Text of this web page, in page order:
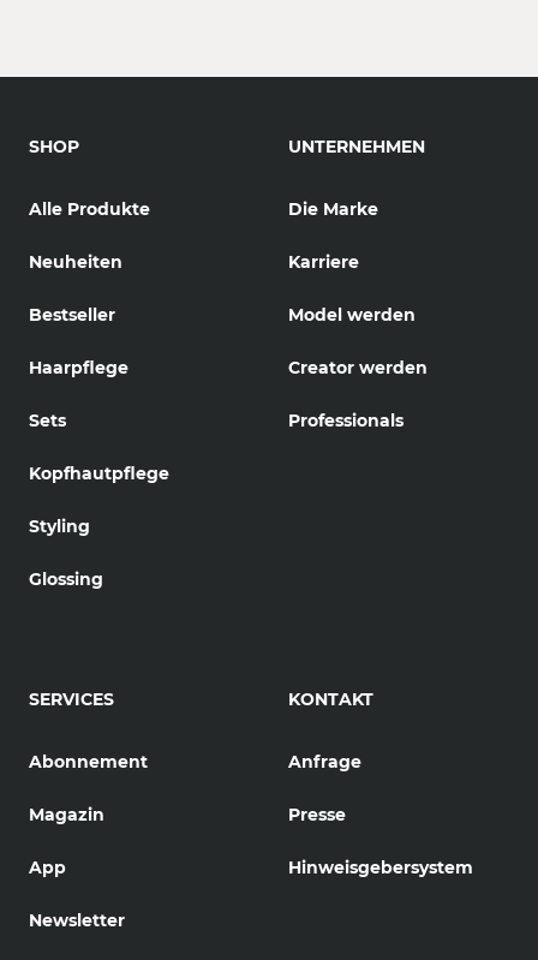
SHOP
Alle Produkte
Neuheiten
Bestseller
Haarpflege
Sets
Kopfhautpflege
Styling
Glossing
UNTERNEHMEN
Die Marke
Karriere
Model werden
Creator werden
Professionals
SERVICES
Abonnement
Magazin
App
Newsletter
KONTAKT
Anfrage
Presse
Hinweisgebersystem